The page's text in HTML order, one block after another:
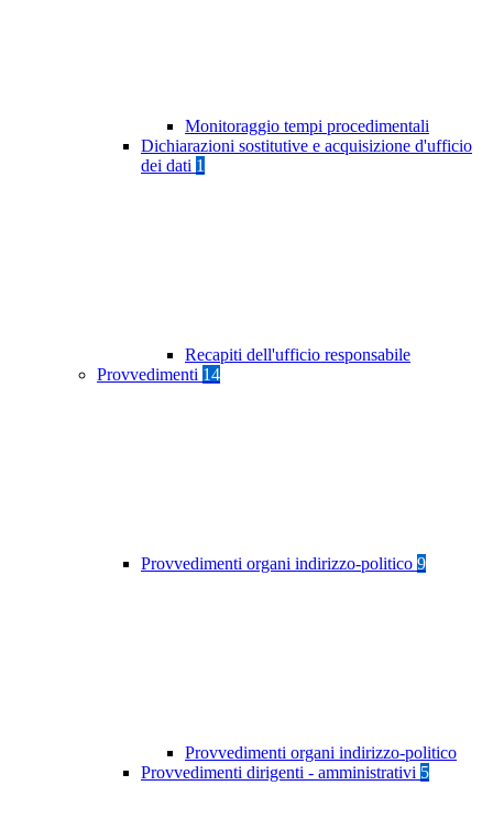
Monitoraggio tempi procedimentali
Dichiarazioni sostitutive e acquisizione d'ufficio
dei dati 1
Recapiti dell'ufficio responsabile
Provvedimenti 14
Provvedimenti organi indirizzo-politico 9
Provvedimenti organi indirizzo-politico
Provvedimenti dirigenti - amministrativi 5